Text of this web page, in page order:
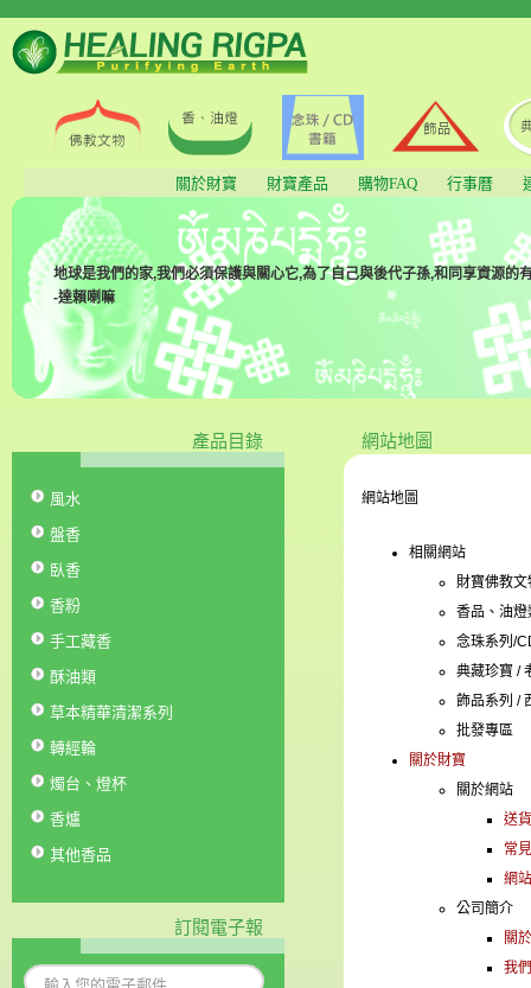
關於財寶 財寶產品 購物FAQ 行事曆
地球是我們的家,我們必須保護與關心它,為了自己與後代子孫,和同享資源的
-達賴喇嘛
產品目錄
風水
盤香
臥香
香粉
手工藏香
酥油類
草本精華清潔系列
轉經輪
燭台、燈杯
香爐
其他香品
訂閱電子報
網站地圖
網站地圖
相關網站
財寶佛教
香品、油
念珠系
典藏珍寶
飾品系列
批發專
關於財寶
關於網站
送
常
網
公司簡介
關
我